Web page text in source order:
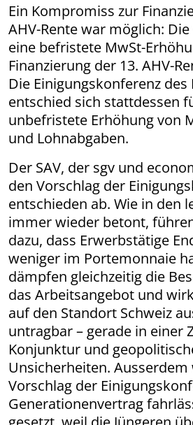
Ein Kompromiss zur
AHV-Rente war möglich:
eine befristete MwSt-
Finanzierung der 13. AHV-
Die Einigungskonferenz des
entschied sich stattdessen
unbefristete Erhöhung von
und Lohnabgaben.
Der SAV, der sgv und
den Vorschlag der
entschieden ab. Wie in den
immer wieder betont,
dazu, dass Erwerbstätige
weniger im Portemonnaie
dämpfen gleichzeitig die
das Arbeitsangebot und
auf den Standort Schweiz
untragbar – gerade in einer
Konjunktur und
Unsicherheiten.
Vorschlag der
Genera­tio­nen­vertrag